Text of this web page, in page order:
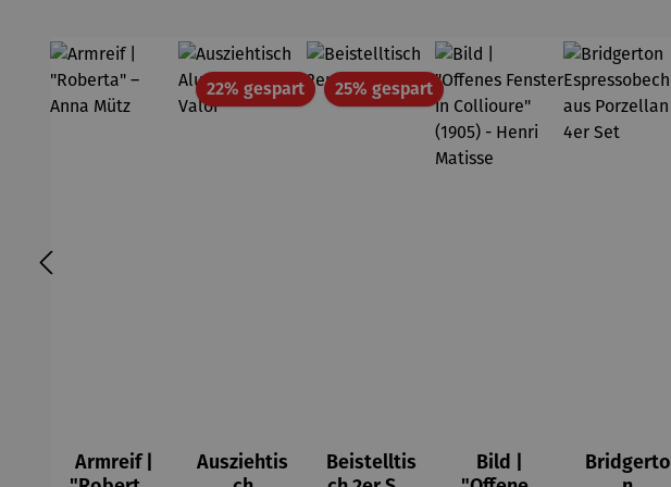
Armreif |
22% gespartRabatt
Ausziehtis
25% gespartRabatt
Beistelltis
Bild |
Bridgerto